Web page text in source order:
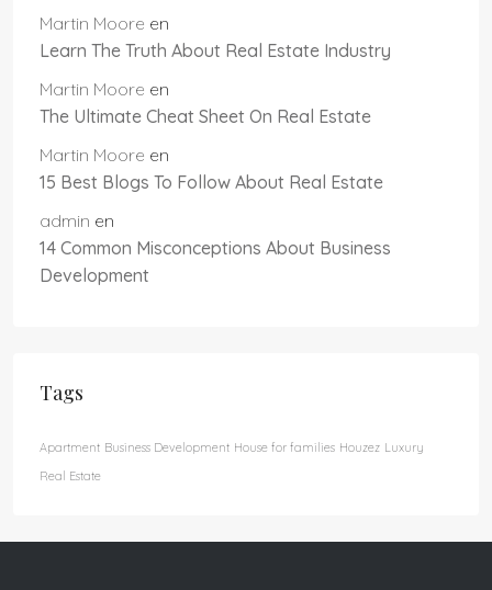
Martin Moore en
Learn The Truth About Real Estate Industry
Martin Moore en
The Ultimate Cheat Sheet On Real Estate
Martin Moore en
15 Best Blogs To Follow About Real Estate
admin en
14 Common Misconceptions About Business
Development
Tags
Apartment Business Development House for families Houzez Luxury
Real Estate